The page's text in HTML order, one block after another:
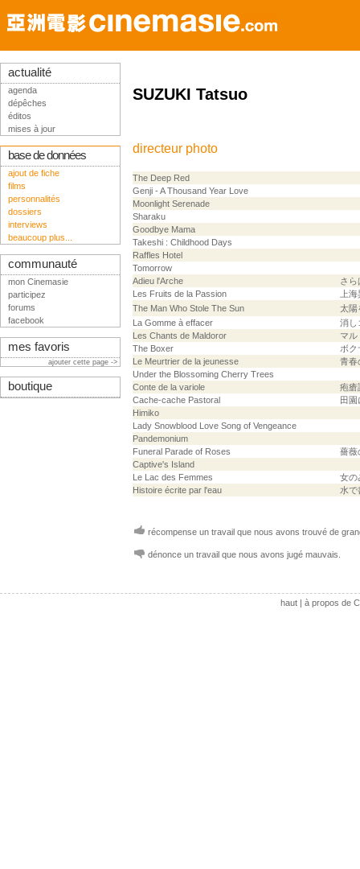
SUZUKI Tatsuo
directeur photo
The Deep Red
Genji - A Thousand Year Love
Moonlight Serenade
Sharaku
Goodbye Mama
Takeshi : Childhood Days
Raffles Hotel
Tomorrow
Adieu l'Arche
さら
Les Fruits de la Passion
上
The Man Who Stole The Sun
太陽
La Gomme à effacer
消し
Les Chants de Maldoror
マル
The Boxer
ボク
Le Meurtrier de la jeunesse
青春
Under the Blossoming Cherry Trees
Conte de la variole
疱瘡
Cache-cache Pastoral
田園
Himiko
Lady Snowblood Love Song of Vengeance
Pandemonium
Funeral Parade of Roses
薔薇
Captive's Island
Le Lac des Femmes
女の
Histoire écrite par l'eau
水で
récompense un travail que nous avons trouvé de
dénonce un travail que nous avons jugé mauvais.
actualité
agenda
dépêches
éditos
mises à jour
base de données
ajout de fiche
films
personnalités
dossiers
interviews
beaucoup plus...
communauté
mon Cinemasie
participez
forums
facebook
mes favoris
ajouter cette page ->
boutique
haut| à propos de